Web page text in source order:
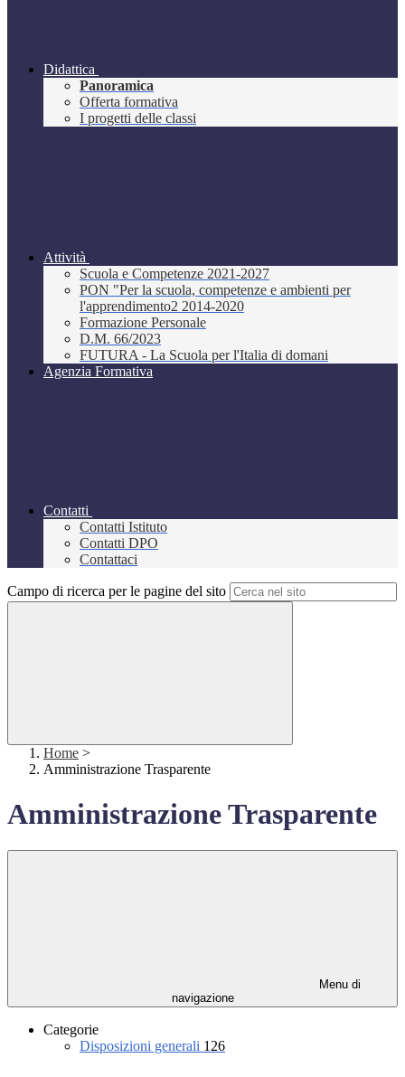
Didattica
Panoramica
Offerta formativa
I progetti delle classi
Attività
Scuola e Competenze 2021-2027
PON "Per la scuola, competenze e ambienti per
l'apprendimento2 2014-2020
Formazione Personale
D.M. 66/2023
FUTURA - La Scuola per l'Italia di domani
Agenzia Formativa
Contatti
Contatti Istituto
Contatti DPO
Contattaci
Campo di ricerca per le pagine del sito
Home >
Amministrazione Trasparente
Amministrazione Trasparente
Menu di
navigazione
Categorie
Disposizioni generali 126